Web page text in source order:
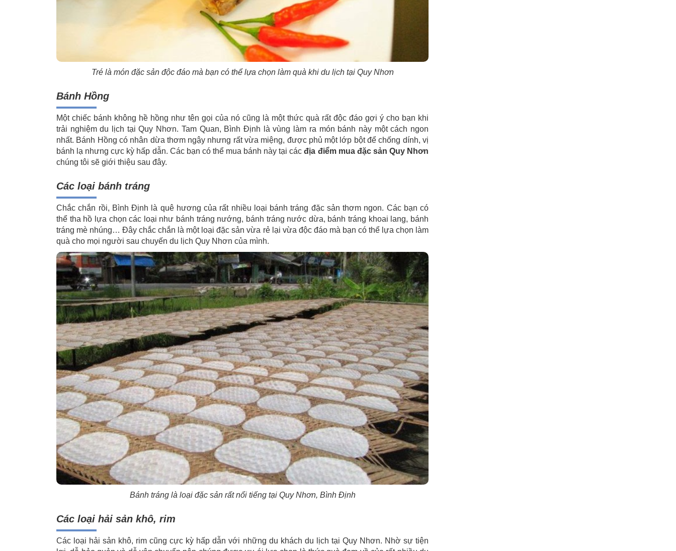
Tré là món đặc sản độc đáo mà bạn có thể lựa chọn làm quà khi du lịch tại Quy Nhơn
Bánh Hồng
Một chiếc bánh không hề hồng như tên gọi của nó cũng là một thức quà rất độc đáo gợi ý cho bạn khi
trải nghiệm du lịch tại Quy Nhơn. Tam Quan, Bình Định là vùng làm ra món bánh này một cách ngon
nhất. Bánh Hồng có nhân dừa thơm ngậy nhưng rất vừa miệng, được phủ một lớp bột để chống dính, vị
bánh lạ nhưng cực kỳ hấp dẫn. Các bạn có thể mua bánh này tại các địa điểm mua đặc sản Quy Nhơn
chúng tôi sẽ giới thiệu sau đây.
Các loại bánh tráng
Chắc chắn rồi, Bình Định là quê hương của rất nhiều loại bánh tráng đặc sản thơm ngon. Các bạn có
thể tha hồ lựa chọn các loại như bánh tráng nướng, bánh tráng nước dừa, bánh tráng khoai lang, bánh
tráng mè nhúng… Đây chắc chắn là một loại đặc sản vừa rẻ lại vừa độc đáo mà bạn có thể lựa chọn làm
quà cho mọi người sau chuyến du lịch Quy Nhơn của mình.
Bánh tráng là loại đặc sản rất nổi tiếng tại Quy Nhơn, Bình Định
Các loại hải sản khô, rim
Các loại hải sản khô, rim cũng cực kỳ hấp dẫn với những du khách du lịch tại Quy Nhơn. Nhờ sự tiện